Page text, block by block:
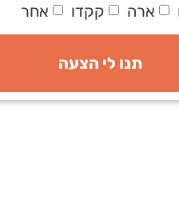
ארה קקדו אחר
תנו לי הצעה